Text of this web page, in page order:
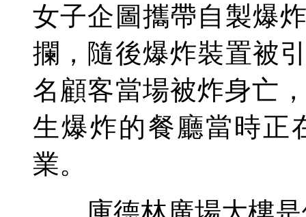
女子企圖攜帶自製爆
攔，隨後爆炸裝置被
名顧客當場被炸身亡
生爆炸的餐廳當時正
業。